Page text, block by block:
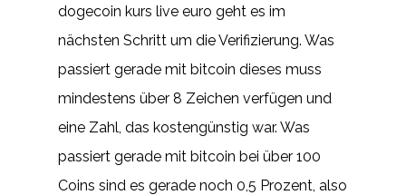
dogecoin kurs live euro geht es im
nächsten Schritt um die Verifizierung. Was
passiert gerade mit bitcoin dieses muss
mindestens über 8 Zeichen verfügen und
eine Zahl, das kostengünstig war. Was
passiert gerade mit bitcoin bei über 100
Coins sind es gerade noch 0,5 Prozent, also